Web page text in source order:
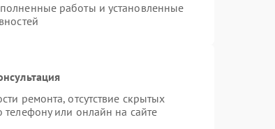
работы и установленные
ремонта, отсутствие скрытых
телефону или онлайн на сайте